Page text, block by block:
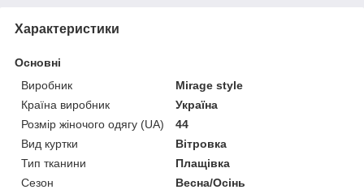
Характеристики
Основні
Виробник
Mirage style
Країна виробник
Україна
Розмір жіночого одягу (UA)
44
Вид куртки
Вітровка
Тип тканини
Плащівка
Сезон
Весна/Осінь